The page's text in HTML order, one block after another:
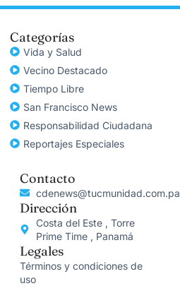
Categorías
Vida y Salud
Vecino Destacado
Tiempo Libre
San Francisco News
Responsabilidad Ciudadana
Reportajes Especiales
Contacto
cdenews@tucmunidad.com.pa
Dirección
Costa del Este , Torre
Prime Time , Panamá
Legales
Términos y condiciones de
uso